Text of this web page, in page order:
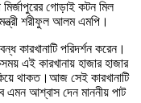
মির্জাপুরের গোড়াই কটন মিল
শরীফুল আলম এমপি।
কারখানাটি পরিদর্শন করেন।
এই কারখানায় হাজার হাজার
থাকত।আজ সেই কারখানাটি
এমন আশ্বাস দেন মাননীয় পাট